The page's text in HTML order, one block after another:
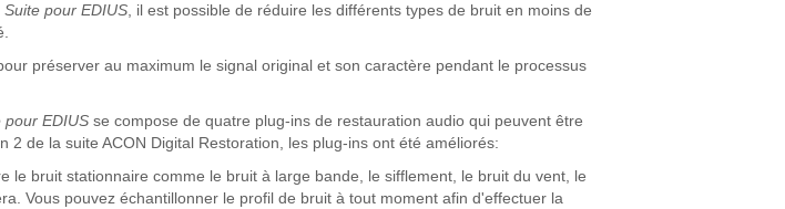
pour EDIUS , il est possible de réduire les différents types de bruit en moins de
préserver au maximum le signal original et son caractère pendant le processus
pour EDIUS se compose de quatre plug-ins de restauration audio qui peuvent être
2 de la suite ACON Digital Restoration, les plug-ins ont été améliorés:
le bruit stationnaire comme le bruit à large bande, le sifflement, le bruit du vent, le
Vous pouvez échantillonner le profil de bruit à tout moment afin d'effectuer la